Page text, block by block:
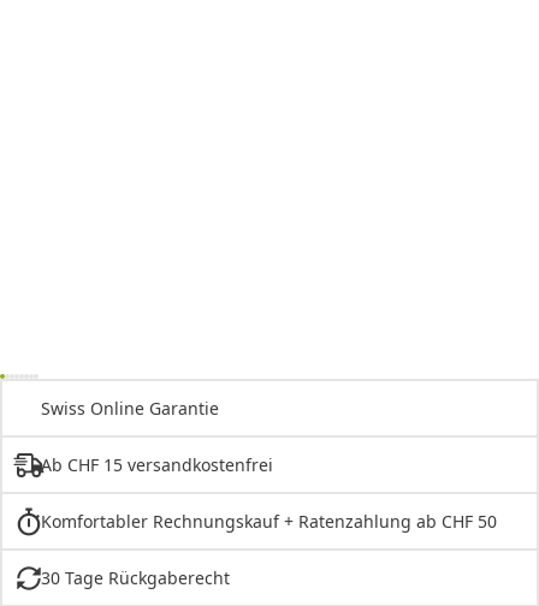
Swiss Online Garantie
Ab CHF 15 versandkostenfrei
Komfortabler Rechnungskauf + Ratenzahlung ab CHF 50
30 Tage Rückgaberecht